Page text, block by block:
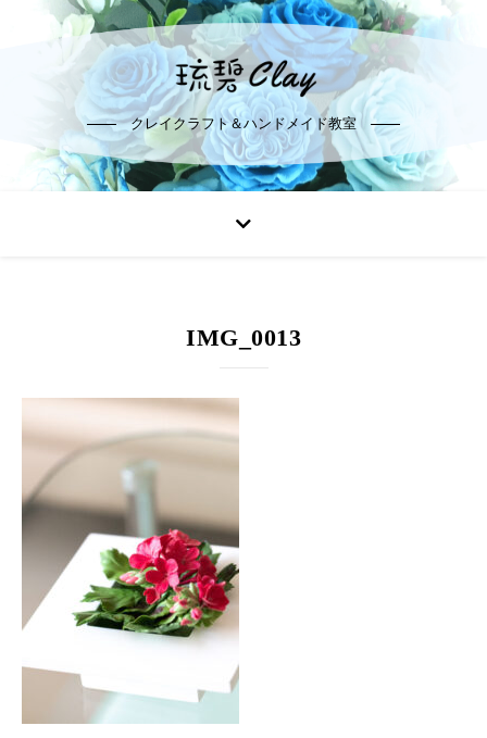
クレイクラフト＆ハンドメイド教室
IMG_0013